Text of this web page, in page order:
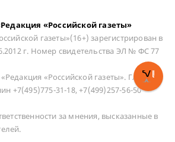
«Российской газеты»
газеты»(16+) зарегистрирован в
г. Номер свидетельства ЭЛ № ФС 77
«Российской газеты». Главный
+7(495)775-31-18, +7(499)257-56-50
за мнения, высказанные в